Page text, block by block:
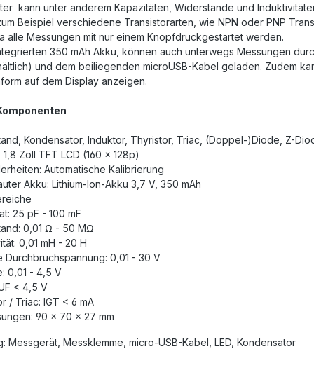
kann unter anderem Kapazitäten, Widerstände und
Beispiel verschiedene Transistorarten, wie NPN oder PNP
alle Messungen mit nur einem Knopfdruckgestartet werden.
350 mAh Akku, können auch unterwegs Messungen
und dem beiliegenden microUSB-Kabel geladen. Zudem
auf dem Display anzeigen.
Kondensator, Induktor, Thyristor, Triac, (Doppel-)Diode, Z-
1,8 Zoll TFT LCD (160 x 128p)
Automatische Kalibrierung
Akku: Lithium-Ion-Akku 3,7 V, 350 mAh
25 pF - 100 mF
0,01 Ω - 50 MΩ
0,01 mH - 20 H
Durchbruchspannung: 0,01 - 30 V
0,01 - 4,5 V
< 4,5 V
/ Triac: IGT < 6 mA
90 x 70 x 27 mm
Messgerät, Messklemme, micro-USB-Kabel, LED, Kondensator